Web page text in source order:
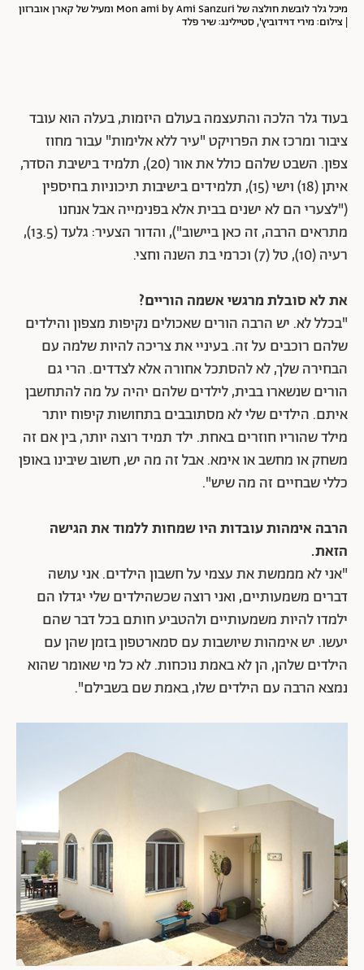
מיכל גלר לובשת חולצה של Mon ami by Ami Sanzuri ומעיל של קארן אוברזון
| צילום: מירי דוידוביץ', סטיילינג: שיר פלד
בעוד גלר הלכה והתעצמה בעולם היזמות, בעלה הוא עובד
ציבור ומרכז את הפרויקט "עיר ללא אלימות" עבור מחוז
צפון. השבט שלהם כולל את אור (20), תלמיד בישיבת הסדר,
איתן (18) וישי (15), תלמידים בישיבות תיכוניות בחיספין
("לצערי הם לא ישנים בבית אלא בפנימייה אבל אנחנו
מתראים הרבה, זה כאן ביישוב"), והדור הצעיר: גלעד (13.5),
רעיה (10), טל (7) וכרמי בת השנה וחצי.
את לא סובלת מרגשי אשמה הוריים?
"בכלל לא. יש הרבה הורים שאכולים נקיפות מצפון והילדים
שלהם רוכבים על זה. בעיניי את צריכה להיות שלמה עם
הבחירה שלך, לא להסתכל אחורה אלא לצדדים. הרי גם
הורים שנשארו בבית, לילדים שלהם יהיה על מה להתחשבן
איתם. הילדים שלי לא מסתובבים בתחושות קיפוח יותר
מילד שהוריו חוזרים באחת. ילד תמיד רוצה יותר, בין אם זה
משחק או מחשב או אימא. אבל זה מה יש, חשוב שיבינו באופן
כללי שבחיים זה מה שיש".
הרבה אימהות עובדות היו שמחות ללמוד את הגישה
הזאת.
"אני לא מממשת את עצמי על חשבון הילדים. אני עושה
דברים משמעותיים, ואני רוצה שכשהילדים שלי יגדלו הם
ילמדו להיות משמעותיים ולהטביע חותם בכל דבר שהם
יעשו. יש אימהות שיושבות עם סמארטפון בזמן שהן עם
הילדים שלהן, הן לא באמת נוכחות. לא כל מי שאומר שהוא
נמצא הרבה עם הילדים שלו, באמת שם בשבילם".